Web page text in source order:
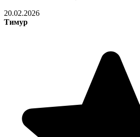
20.02.2026
Тимур